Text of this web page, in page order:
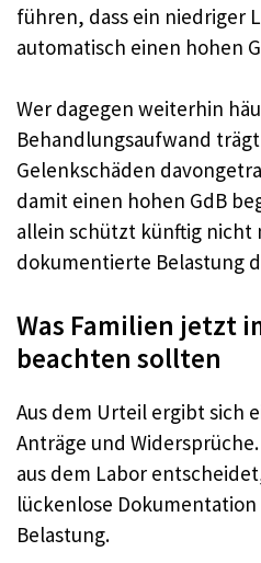
führen, dass ein niedriger
automatisch einen hohen
Wer dagegen weiterhin
Behandlungsaufwand
Gelenkschäden
damit einen hohen GdB
allein schützt künftig nicht
dokumentierte Belastung
Was Familien jetzt
beachten sollten
Aus dem Urteil ergibt sich
Anträge und
aus dem Labor
lückenlose
Belastung.